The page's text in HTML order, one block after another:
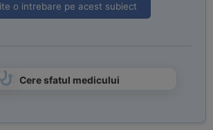
o intrebare pe acest subiect
Cere sfatul medicului